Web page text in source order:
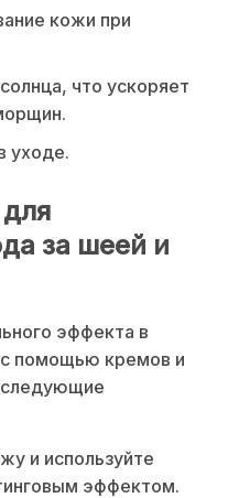
кожи при
что ускоряет
уходе.
за шеей и
эффекта в
помощью кремов и
следующие
и используйте
эффектом.